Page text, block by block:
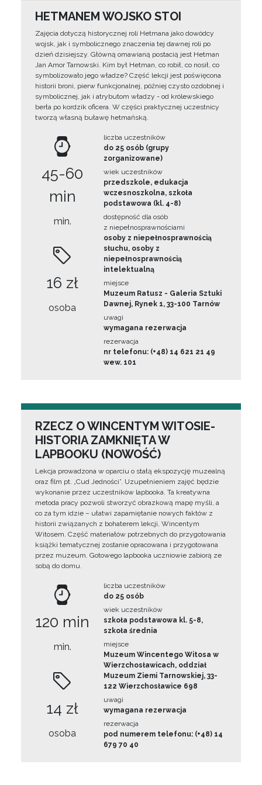
HETMANEM WOJSKO STOI
Zajęcia dotyczą historycznej roli Hetmana jako dowódcy
wojsk, jak i symbolicznego znaczenia tej dawnej roli po
dzień dzisiejszy. Główną omawianą postacią jest Hetman
Jan Amor Tarnowski. Kim był Hetman, co robił, co nosił, co
symbolizowało jego władze? Część lekcji jest poświęcona
historii broni, pierw funkcjonalnej, później czysto ozdobnej i
symbolicznej, jak i atrybutom władzy - od królewskiego
berła po kordzik oficera. W części praktycznej uczestnicy
tworzą własną buławę hetmańską.
45-60
min
min.
16 zł
osoba
liczba uczestników
do 25 osób (grupy
zorganizowane)
wiek uczestników
przedszkole, edukacja
wczesnoszkolna, szkoła
podstawowa (kl. 4-8)
dostępność dla osób
z niepełnosprawnościami
osoby z niepełnosprawnością
słuchu, osoby z
niepełnosprawnością
intelektualną
miejsce
Muzeum Ratusz - Galeria Sztuki
Dawnej, Rynek 1, 33-100 Tarnów
uwagi
wymagana rezerwacja
rezerwacja
nr telefonu: (+48) 14 621 21 49
wew. 101
RZECZ O WINCENTYM WITOSIE-
HISTORIA ZAMKNIĘTA W
LAPBOOKU (NOWOŚĆ)
Lekcja prowadzona w oparciu o stałą ekspozycję muzealną
oraz film pt. „Cud Jedności”. Uzupełnieniem zajęć będzie
wykonanie przez uczestników lapbooka. Ta kreatywna
metoda pracy pozwoli stworzyć obrazkową mapę myśli, a
co za tym idzie – ułatwi zapamiętanie nowych faktów z
historii związanych z bohaterem lekcji, Wincentym
Witosem. Część materiałów potrzebnych do przygotowania
książki tematycznej zostanie opracowana i przygotowana
przez muzeum. Gotowego lapbooka uczniowie zabiorą ze
sobą do domu.
120 min
min.
14 zł
osoba
liczba uczestników
do 25 osób
wiek uczestników
szkoła podstawowa kl. 5-8,
szkoła średnia
miejsce
Muzeum Wincentego Witosa w
Wierzchosławicach, oddział
Muzeum Ziemi Tarnowskiej, 33-
122 Wierzchosławice 698
uwagi
wymagana rezerwacja
rezerwacja
pod numerem telefonu: (+48) 14
679 70 40